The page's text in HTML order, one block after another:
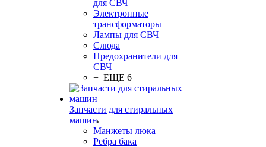
для СВЧ
Электронные
трансформаторы
Лампы для СВЧ
Слюда
Предохранители для
СВЧ
+ ЕЩЕ 6
Запчасти для стиральных
машин
Манжеты люка
Ребра бака